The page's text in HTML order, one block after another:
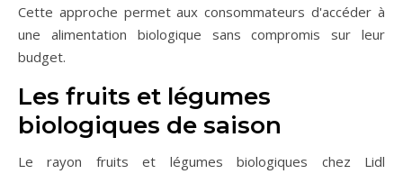
Cette approche permet aux consommateurs d'accéder à
une alimentation biologique sans compromis sur leur
budget.
Les fruits et légumes
biologiques de saison
Le rayon fruits et légumes biologiques chez Lidl